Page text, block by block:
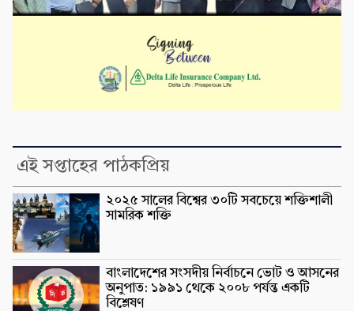
এই সপ্তাহের পাঠকপ্রিয়
২০২৫ সালের বিশ্বের ৩০টি সবচেয়ে শক্তিশালী
সামরিক শক্তি
বাংলাদেশের সংসদীয় নির্বাচনে ভোট ও আসনের
অনুপাত: ১৯৯১ থেকে ২০০৮ পর্যন্ত একটি
বিশ্লেষণ